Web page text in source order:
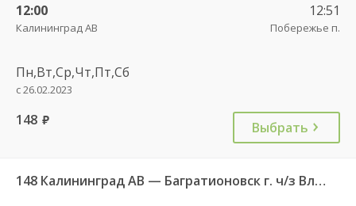
12:00
Калининград АВ
12:51
Побережье п.
Пн,Вт,Ср,Чт,Пт,Сб
с 26.02.2023
148 руб. Выбрать
148 Калининград АВ — Багратионовск г. ч/з Владимирово п., Славское п., Долгоруково п.